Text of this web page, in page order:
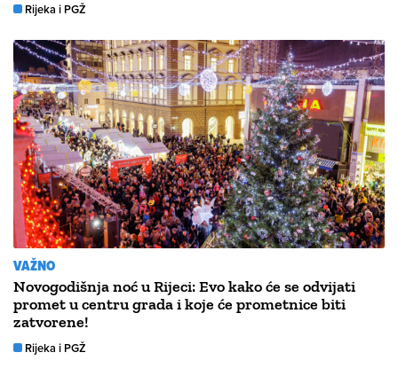
Rijeka i PGŽ
VAŽNO
Novogodišnja noć u Rijeci: Evo kako će se odvijati
promet u centru grada i koje će prometnice biti
zatvorene!
Rijeka i PGŽ